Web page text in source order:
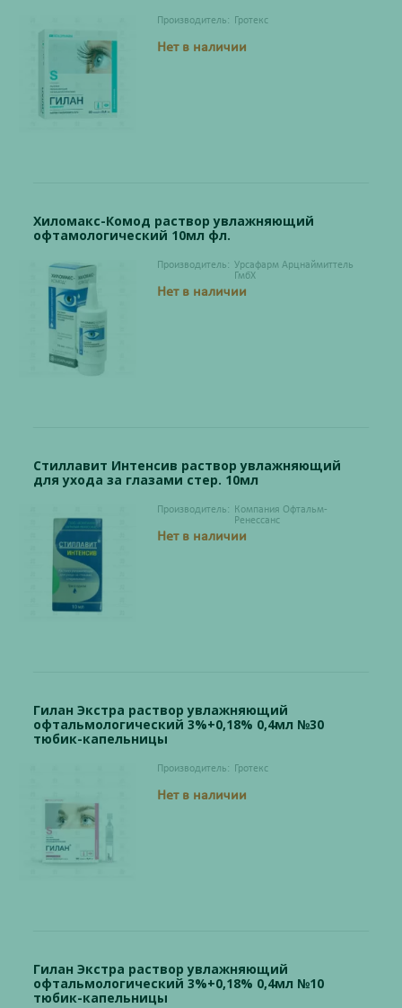
Производитель: Гротекс
Нет в наличии
Хиломакс-Комод раствор увлажняющий
офтамологический 10мл фл.
Производитель: Урсафарм Арцнаймиттель
ГмбХ
Нет в наличии
Стиллавит Интенсив раствор увлажняющий
для ухода за глазами стер. 10мл
Производитель:
Компания Офтальм-
Ренессанс
Нет в наличии
Гилан Экстра раствор увлажняющий
офтальмологический 3%+0,18% 0,4мл №30
тюбик-капельницы
Производитель: Гротекс
Нет в наличии
Гилан Экстра раствор увлажняющий
офтальмологический 3%+0,18% 0,4мл №10
тюбик-капельницы